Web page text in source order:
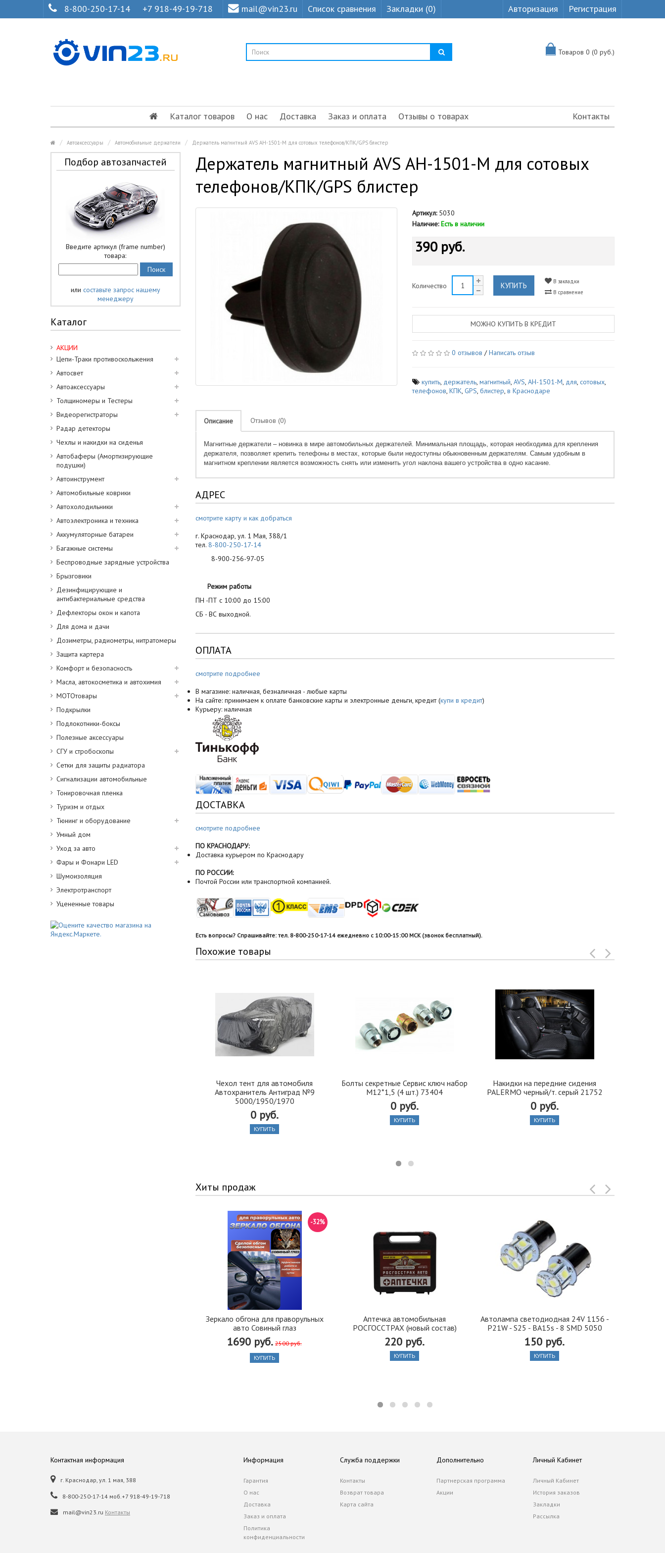
8-800-250-17-14 +7 918-49-19-718 mail@vin23.ru Список сравнения Закладки (0) Авторизация Регистрация
Товаров 0 (0 руб.)
Каталог товаров О нас Доставка Заказ и оплата Отзывы о товарах Контакты
Автоаксессуары Автомобильные держатели Держатель магнитный AVS AH-1501-M для сотовых телефонов/КПК/GPS блистер
Подбор автозапчастей
Введите артикул (frame number)
товара:
или составьте запрос нашему
менеджеру
Каталог
АКЦИИ
Цепи-Траки противоскольжения
Автосвет
Автоаксессуары
Толщиномеры и Тестеры
Видеорегистраторы
Радар детекторы
Чехлы и накидки на сиденья
Автобаферы (Амортизирующие
подушки)
Автоинструмент
Автомобильные коврики
Автохолодильники
Автоэлектроника и техника
Аккумуляторные батареи
Багажные системы
Беспроводные зарядные устройства
Брызговики
Дезинфицирующие и
антибактериальные средства
Дефлекторы окон и капота
Для дома и дачи
Дозиметры, радиометры, нитратомеры
Защита картера
Комфорт и безопасность
Масла, автокосметика и автохимия
МОТОтовары
Подкрылки
Подлокотники-боксы
Полезные аксессуары
СГУ и стробоскопы
Сетки для защиты радиатора
Сигнализации автомобильные
Тонировочная пленка
Туризм и отдых
Тюнинг и оборудование
Умный дом
Уход за авто
Фары и Фонари LED
Шумоизоляция
Электротранспорт
Уцененные товары
Держатель магнитный AVS AH-1501-M для сотовых
телефонов/КПК/GPS блистер
Артикул:5030
Наличие: Есть в наличии
390 руб.
Количество КУПИТЬ
В закладки
В сравнение
МОЖНО КУПИТЬ В КРЕДИТ
0 отзывов /Написать отзыв
купить, держатель,магнитный,AVS,AH-1501-M, для,сотовых,
телефонов,КПК,GPS,блистер,в Краснодаре
Описание Отзывов (0)
Магнитные держатели – новинка в мире автомобильных держателей. Минимальная площадь, которая необходима для крепления
держателя, позволяет крепить телефоны в местах, которые были недоступны обыкновенным держателям. Самым удобным в
магнитном креплении является возможность снять или изменить угол наклона вашего устройства в одно касание.
АДРЕС
смотрите карту и как добраться
г. Краснодар, ул. 1 Мая, 388/1
тел. 8-800-250-17-14
8-900-256-97-05
Режим работы
ПН -ПТ с 10:00 до 15:00
СБ - ВС выходной.
ОПЛАТА
смотрите подробнее
В магазине: наличная, безналичная - любые карты
На сайте: принимаем к оплате банковские карты и электронные деньги, кредит (купи в кредит)
Курьеру: наличная
ДОСТАВКА
смотрите подробнее
ПО КРАСНОДАРУ:
Доставка курьером по Краснодару
ПО РОССИИ:
Почтой России или транспортной компанией.
Есть вопросы? Спрашивайте: тел. 8-800-250-17-14 ежедневно с 10:00-15:00 МСК (звонок бесплатный).
Похожие товары
Чехол тент для автомобиля
Автохранитель Антиград №9
5000/1950/1970
0 руб.
КУПИТЬ
Болты секретные Сервис ключ набор
М12*1,5 (4 шт.) 73404
0 руб.
КУПИТЬ
Накидки на передние сидения
PALERMO черный/т. серый 21752
0 руб.
КУПИТЬ
Хиты продаж
Зеркало обгона для праворульных
авто Совиный глаз
1690 руб. 2500 руб.
-32%
КУПИТЬ
Аптечка автомобильная
РОСГОССТРАХ (новый состав)
220 руб.
КУПИТЬ
Автолампа cветодиодная 24V 1156 -
P21W - S25 - BA15s - 8 SMD 5050
150 руб.
КУПИТЬ
Контактная информация
г. Краснодар, ул. 1 мая, 388
8-800-250-17-14 моб.+7 918-49-19-718
mail@vin23.ru Контакты
Информация
Гарантия
О нас
Доставка
Заказ и оплата
Политика
конфиденциальности
Служба поддержки
Контакты
Возврат товара
Карта сайта
Дополнительно
Партнерская программа
Акции
Личный Кабинет
Личный Кабинет
История заказов
Закладки
Рассылка